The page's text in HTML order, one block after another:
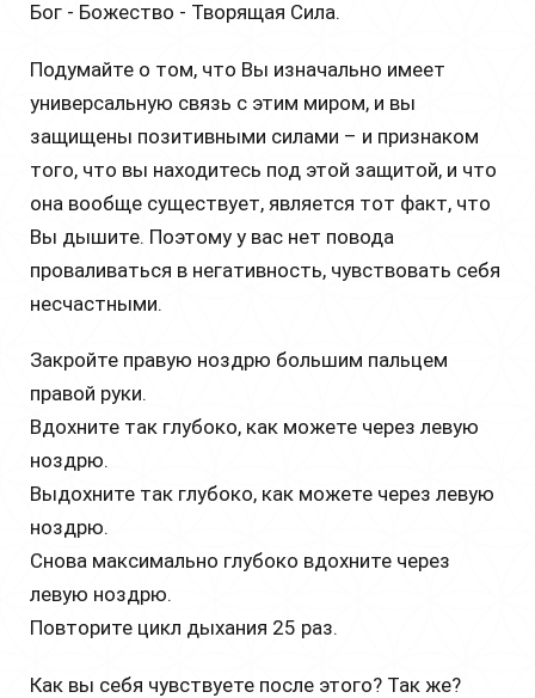
Бог - Божество - Творящая Сила.
Подумайте о том, что Вы изначально имеет
универсальную связь с этим миром, и вы
защищены позитивными силами – и признаком
того, что вы находитесь под этой защитой, и что
она вообще существует, является тот факт, что
Вы дышите. Поэтому у вас нет повода
проваливаться в негативность, чувствовать себя
несчастными.
Закройте правую ноздрю большим пальцем
правой руки.
Вдохните так глубоко, как можете через левую
ноздрю.
Выдохните так глубоко, как можете через левую
ноздрю.
Снова максимально глубоко вдохните через
левую ноздрю.
Повторите цикл дыхания 25 раз.
Как вы себя чувствуете после этого? Так же?